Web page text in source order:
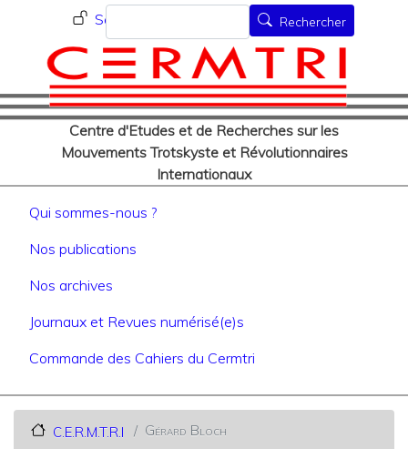
au
contenu
principal
Menu du compte de
Se connecter
Centre d'Etudes et de Recherches sur les
Mouvements Trotskyste et Révolutionnaires
Internationaux
Rechercher Rechercher
Navigation principale
Qui sommes-nous ?
Nos publications
Nos archives
Journaux et Revues numérisé(e)s
Commande des Cahiers du Cermtri
C.E.R.M.T.R.I Gérard Bloch